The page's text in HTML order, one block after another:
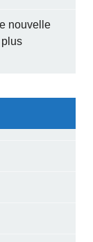
nouvelle